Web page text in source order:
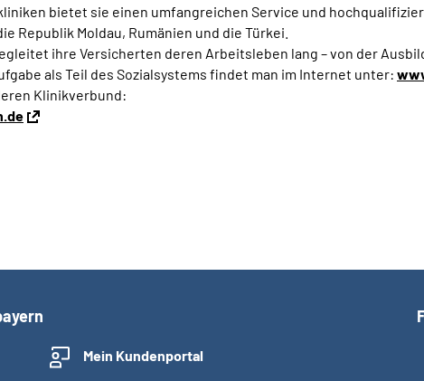
bietet sie einen umfangreichen Service und
Republik Moldau, Rumänien und die Türkei.
ihre Versicherten deren Arbeitsleben lang – von der
als Teil des Sozialsystems findet man im Internet unter:
Klinikverbund:
Mein Kundenportal